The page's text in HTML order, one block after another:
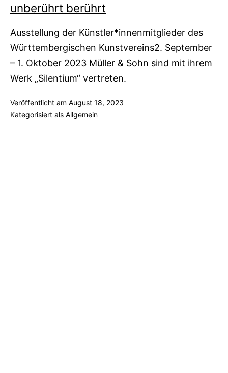
unberührt berührt
Ausstellung der Künstler*innenmitglieder des
Württembergischen Kunstvereins2. September
– 1. Oktober 2023 Müller & Sohn sind mit ihrem
Werk „Silentium“ vertreten.
Veröffentlicht am August 18, 2023
Kategorisiert als Allgemein